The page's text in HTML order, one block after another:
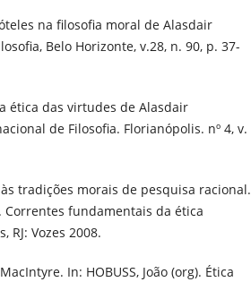
na filosofia moral de Alasdair
Belo Horizonte, v.28, n. 90, p. 37-
ética das virtudes de Alasdair
de Filosofia. Florianópolis. nº 4, v.
tradições morais de pesquisa racional.
Correntes fundamentais da ética
RJ: Vozes 2008.
In: HOBUSS, João (org). Ética